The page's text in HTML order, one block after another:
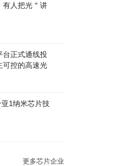
有人把光＂讲
台正式通线投
可控的高速光
1纳米芯片技
更多芯片企业